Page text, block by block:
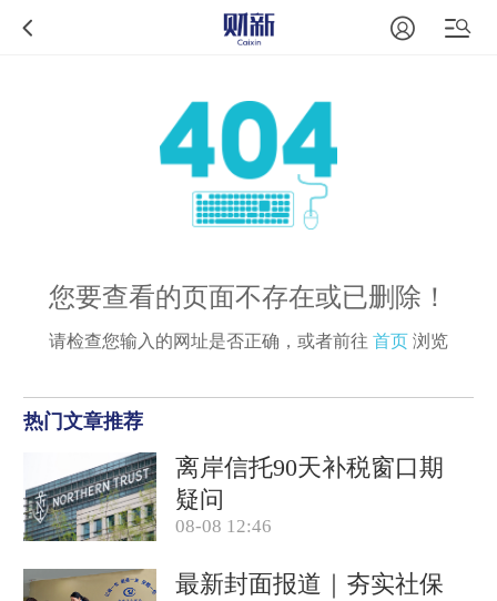
您要查看的页面不存在或已删除！
请检查您输入的网址是否正确，或者前往 首页 浏览
热门文章推荐
离岸信托90天补税窗口期
疑问
08-08 12:46
最新封面报道｜夯实社保